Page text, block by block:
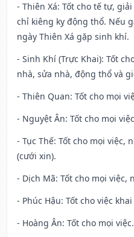
- Thiên Xá: Tốt cho tế tự,
chỉ kiêng kỵ động thổ. Nếu
ngày Thiên Xá gặp sinh khí.
- Sinh Khí (Trực Khai): Tốt
nhà, sửa nhà, động thổ và
- Thiên Quan: Tốt cho mọi
- Nguyệt Ân: Tốt cho mọi
- Tục Thế: Tốt cho mọi việc,
(cưới xin).
- Dịch Mã: Tốt cho mọi việc,
- Phúc Hậu: Tốt cho việc
- Hoàng Ân: Tốt cho mọi việc.